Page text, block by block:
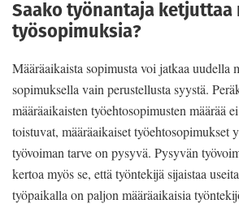
Saako työnantaja ketjuttaa
työsopimuksia?
Määräaikaista sopimusta voi jatkaa uudella
sopimuksella vain perustellusta syystä.
määräaikaisten työehtosopimusten määrää
toistuvat, määräaikaiset työehtosopimukset
työvoiman tarve on pysyvä. Pysyvän
kertoa myös se, että työntekijä sijaistaa
työpaikalla on paljon määräaikaisia